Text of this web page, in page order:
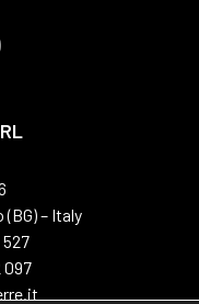
– Italy
097